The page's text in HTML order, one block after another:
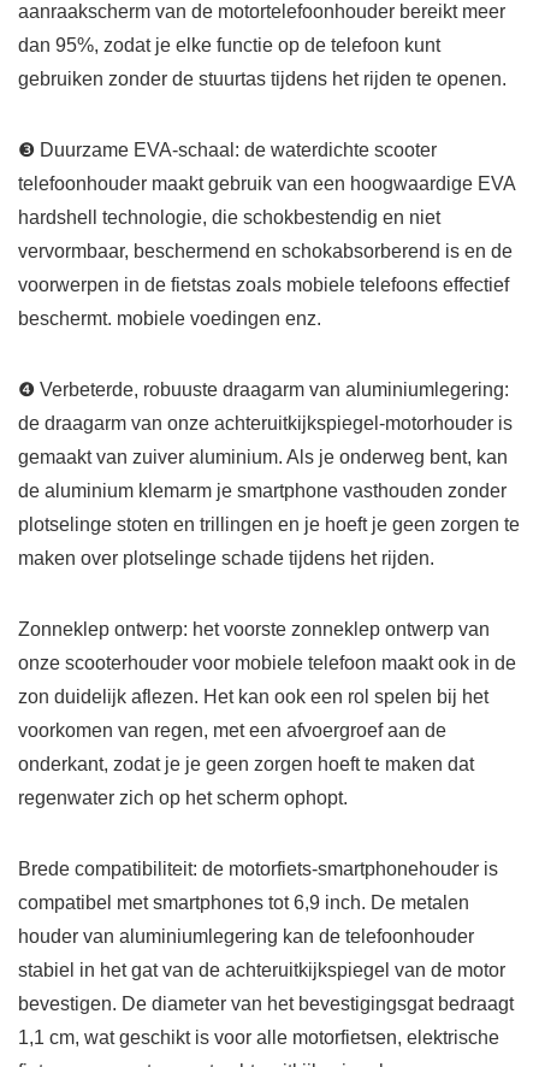
aanraakscherm van de motortelefoonhouder bereikt meer
dan 95%, zodat je elke functie op de telefoon kunt
gebruiken zonder de stuurtas tijdens het rijden te openen.
❸ Duurzame EVA-schaal: de waterdichte scooter
telefoonhouder maakt gebruik van een hoogwaardige EVA
hardshell technologie, die schokbestendig en niet
vervormbaar, beschermend en schokabsorberend is en de
voorwerpen in de fietstas zoals mobiele telefoons effectief
beschermt. mobiele voedingen enz.
❹ Verbeterde, robuuste draagarm van aluminiumlegering:
de draagarm van onze achteruitkijkspiegel-motorhouder is
gemaakt van zuiver aluminium. Als je onderweg bent, kan
de aluminium klemarm je smartphone vasthouden zonder
plotselinge stoten en trillingen en je hoeft je geen zorgen te
maken over plotselinge schade tijdens het rijden.
Zonneklep ontwerp: het voorste zonneklep ontwerp van
onze scooterhouder voor mobiele telefoon maakt ook in de
zon duidelijk aflezen. Het kan ook een rol spelen bij het
voorkomen van regen, met een afvoergroef aan de
onderkant, zodat je je geen zorgen hoeft te maken dat
regenwater zich op het scherm ophopt.
Brede compatibiliteit: de motorfiets-smartphonehouder is
compatibel met smartphones tot 6,9 inch. De metalen
houder van aluminiumlegering kan de telefoonhouder
stabiel in het gat van de achteruitkijkspiegel van de motor
bevestigen. De diameter van het bevestigingsgat bedraagt
1,1 cm, wat geschikt is voor alle motorfietsen, elektrische